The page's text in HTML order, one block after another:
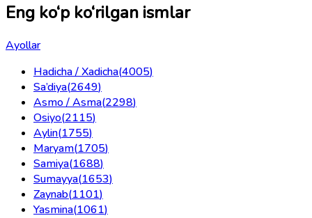
Eng ko‘p ko‘rilgan ismlar
Ayollar
Hadicha / Xadicha(4005)
Sa’diya(2649)
Asmo / Asma(2298)
Osiyo(2115)
Aylin(1755)
Maryam(1705)
Samiya(1688)
Sumayya(1653)
Zaynab(1101)
Yasmina(1061)